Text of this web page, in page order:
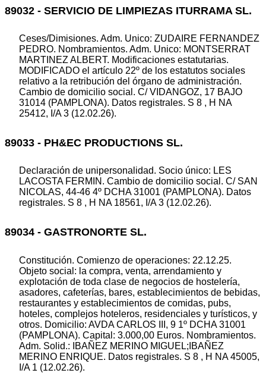
89032 - SERVICIO DE LIMPIEZAS ITURRAMA SL.
Ceses/Dimisiones. Adm. Unico: ZUDAIRE FERNANDEZ
PEDRO. Nombramientos. Adm. Unico: MONTSERRAT
MARTINEZ ALBERT. Modificaciones estatutarias.
MODIFICADO el artículo 22º de los estatutos sociales
relativo a la retribución del órgano de administración.
Cambio de domicilio social. C/ VIDANGOZ, 17 BAJO
31014 (PAMPLONA). Datos registrales. S 8 , H NA
25412, I/A 3 (12.02.26).
89033 - PH&EC PRODUCTIONS SL.
Declaración de unipersonalidad. Socio único: LES
LACOSTA FERMIN. Cambio de domicilio social. C/ SAN
NICOLAS, 44-46 4º DCHA 31001 (PAMPLONA). Datos
registrales. S 8 , H NA 18561, I/A 3 (12.02.26).
89034 - GASTRONORTE SL.
Constitución. Comienzo de operaciones: 22.12.25.
Objeto social: la compra, venta, arrendamiento y
explotación de toda clase de negocios de hostelería,
asadores, cafeterías, bares, establecimientos de bebidas,
restaurantes y establecimientos de comidas, pubs,
hoteles, complejos hoteleros, residenciales y turísticos, y
otros. Domicilio: AVDA CARLOS III, 9 1º DCHA 31001
(PAMPLONA). Capital: 3.000,00 Euros. Nombramientos.
Adm. Solid.: IBAÑEZ MERINO MIGUEL;IBAÑEZ
MERINO ENRIQUE. Datos registrales. S 8 , H NA 45005,
I/A 1 (12.02.26).